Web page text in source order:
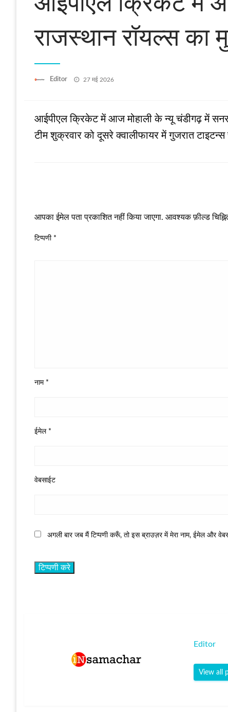
राजस्थान रॉयल्स का
Editor
Posted
27 मई 2026
आईपीएल क्रिकेट में आज मोहाली के न्यू चंडीगढ़ में
टीम शुक्रवार को दूसरे क्वालीफायर में गुजरात
आपका ईमेल पता प्रकाशित नहीं किया जाएगा. आवश्यक फ़ील्ड
टिप्पणी *
नाम *
ईमेल *
वेबसाईट
अगली बार जब मैं टिप्पणी करूँ, तो इस ब्राउज़र में मेरा नाम, ईमेल और
Editor
View all